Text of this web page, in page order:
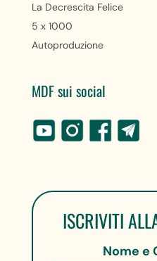
La Decrescita Felice
5 x 1000
Autoproduzione
MDF sui social
ISCRIVITI
Nome e